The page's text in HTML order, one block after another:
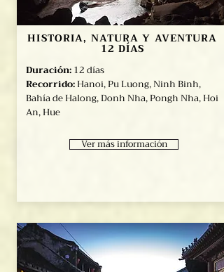
HISTORIA, NATURA Y AVENTURA
12 DÍAS
Duración:12 días
Recorrido:Hanoi, Pu Luong, Ninh Binh,
Bahía de Halong, Donh Nha, Pongh Nha, Hoi
An, Hue
Ver más información